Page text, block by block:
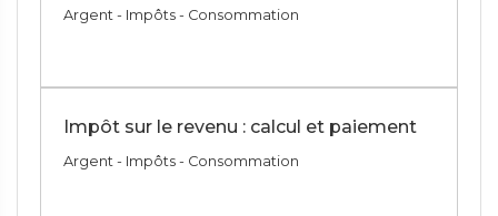
Argent - Impôts - Consommation
Impôt sur le revenu : calcul et paiement
Argent - Impôts - Consommation